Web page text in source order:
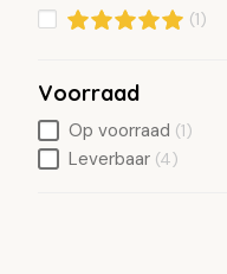
(1)
Voorraad
Op voorraad (1)
Leverbaar (4)